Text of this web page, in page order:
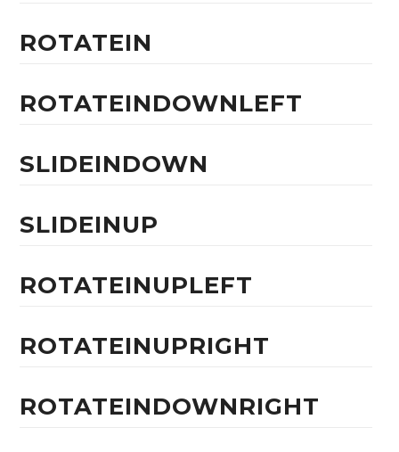
ROTATEIN
ROTATEINDOWNLEFT
SLIDEINDOWN
SLIDEINUP
ROTATEINUPLEFT
ROTATEINUPRIGHT
ROTATEINDOWNRIGHT